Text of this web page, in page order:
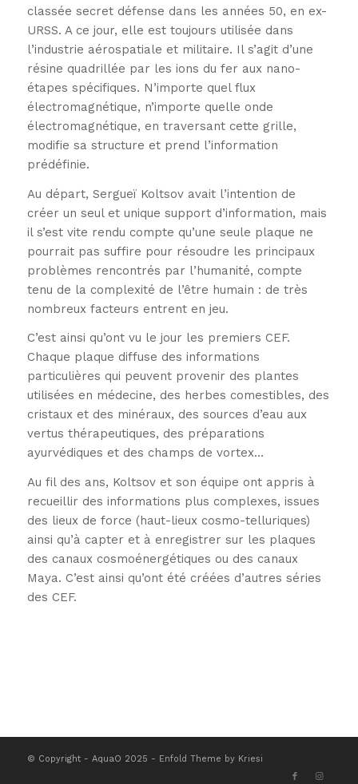
classée secret défense dans les années 50, en ex-
URSS. A ce jour, elle est toujours utilisée dans
l’industrie aérospatiale et militaire. Il s’agit d’une
résine quadrillée par les ions du fer aux nano-
étapes spécifiques. N’importe quel flux
électromagnétique, n’importe quelle onde
électromagnétique, en traversant cette grille,
modifie sa structure et prend l’information
prédéfinie.
Au départ, Sergueï Koltsov avait l’intention de
créer un seul et unique support d’information, mais
il s’est vite rendu compte qu’une seule plaque ne
pourrait pas suffire pour résoudre les principaux
problèmes rencontrés par l’humanité, compte
tenu de la complexité de l’être humain : de très
nombreux facteurs entrent en jeu.
C’est ainsi qu’ont vu le jour les premiers CEF.
Chaque plaque diffuse des informations
particulières qui peuvent provenir des plantes
utilisées en médecine, des herbes comestibles, des
cristaux et des minéraux, des sources d’eau aux
vertus thérapeutiques, des préparations
ayurvédiques et des champs de vortex…
Au fil des ans, Koltsov et son équipe ont appris à
recueillir des informations plus complexes, issues
des lieux de force (haut-lieux cosmo-telluriques)
ainsi qu’à capter et à enregistrer sur les plaques
des canaux cosmoénergétiques ou des canaux
Maya. C’est ainsi qu’ont été créées d’autres séries
des CEF.
© Copyright - AquaO 2025 - Enfold Theme by Kriesi